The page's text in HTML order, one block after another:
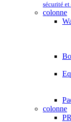
sécurité et
colonne
colonne